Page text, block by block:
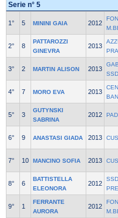
Serie n° 5
1° 5 MININI GAIA 2012
2° 8
PATTAROZZI
GINEVRA
2013
3° 2 MARTIN ALISON 2013
SSD
4° 7 MORO EVA 2013
5° 3
GUTYNSKI
SABRINA
2012
6° 9 ANASTASI GIADA 2013
7° 10 MANCINO SOFIA 2013
8° 6
BATTISTELLA
ELEONORA
2012
9° 1
FERRANTE
AURORA
2012